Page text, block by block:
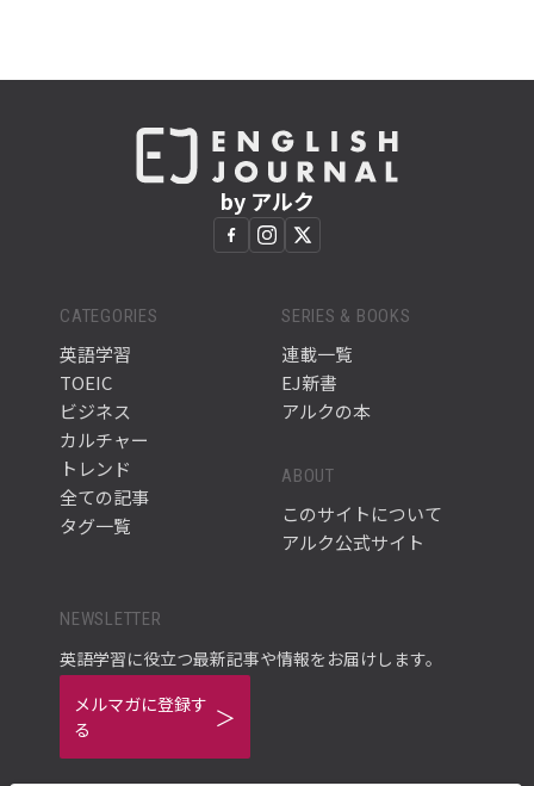
by アルク
CATEGORIES
英語学習
TOEIC
ビジネス
カルチャー
トレンド
全ての記事
タグ一覧
SERIES & BOOKS
連載一覧
EJ新書
アルクの本
ABOUT
このサイトについて
アルク公式サイト
NEWSLETTER
英語学習に役立つ最新記事や情報をお届けします。
メルマガに登録す
る